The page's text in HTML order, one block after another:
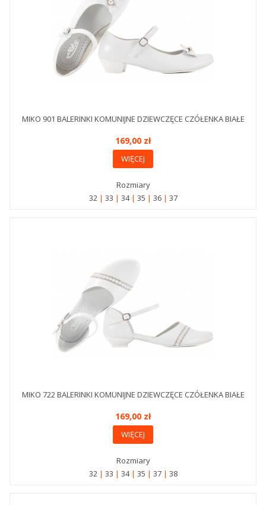
MIKO 901 BALERINKI KOMUNIJNE DZIEWCZĘCE CZÓŁENKA BIAŁE
169,00 zł
WIĘCEJ
Rozmiary
32
33 34 35 36 37
MIKO 722 BALERINKI KOMUNIJNE DZIEWCZĘCE CZÓŁENKA BIAŁE
169,00 zł
WIĘCEJ
Rozmiary
32
33 34 35 37 38